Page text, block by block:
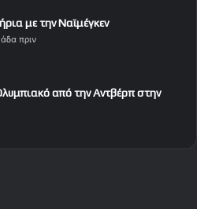
με την Ναϊμέγκεν
πριν
από την Αντβέρπ στην